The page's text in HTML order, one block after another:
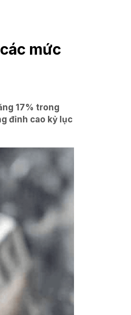
mức
17% trong
đỉnh cao kỷ lục